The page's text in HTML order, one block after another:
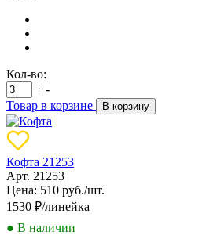
Кол-во:
+ -
Товар в корзине
В корзину
Кофта 21253
Арт. 21253
Цена: 510 руб./шт.
1530 ₽/линейка
● В наличии